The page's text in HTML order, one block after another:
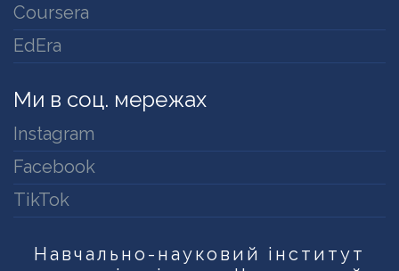
Coursera
EdEra
Ми в соц. мережах
Instagram
Facebook
TikTok
Навчально-науковий інститут